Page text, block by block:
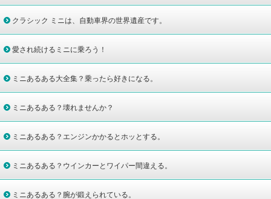
クラシック ミニは、自動車界の世界遺産です。
愛され続けるミニに乗ろう！
ミニあるある大全集？乗ったら好きになる。
ミニあるある？壊れませんか？
ミニあるある？エンジンかかるとホッとする。
ミニあるある？ウインカーとワイパー間違える。
ミニあるある？腕が鍛えられている。